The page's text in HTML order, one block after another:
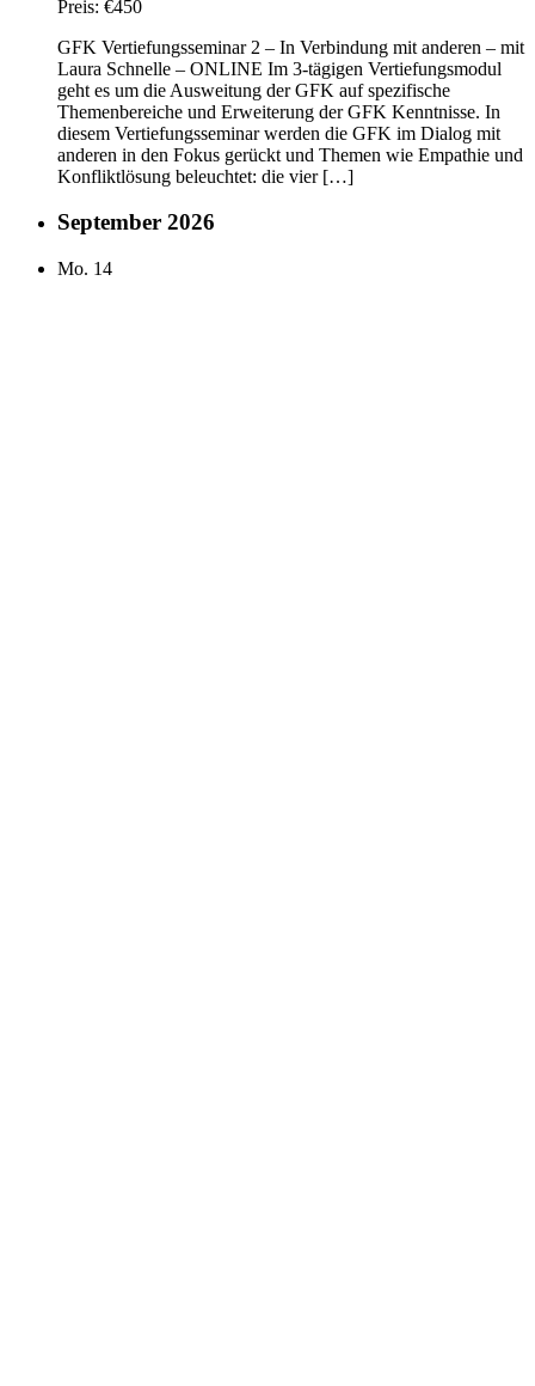
Preis: €450
GFK Vertiefungsseminar 2 – In Verbindung mit anderen – mit
Laura Schnelle – ONLINE Im 3-tägigen Vertiefungsmodul
geht es um die Ausweitung der GFK auf spezifische
Themenbereiche und Erweiterung der GFK Kenntnisse. In
diesem Vertiefungsseminar werden die GFK im Dialog mit
anderen in den Fokus gerückt und Themen wie Empathie und
Konfliktlösung beleuchtet: die vier […]
September 2026
Mo. 14